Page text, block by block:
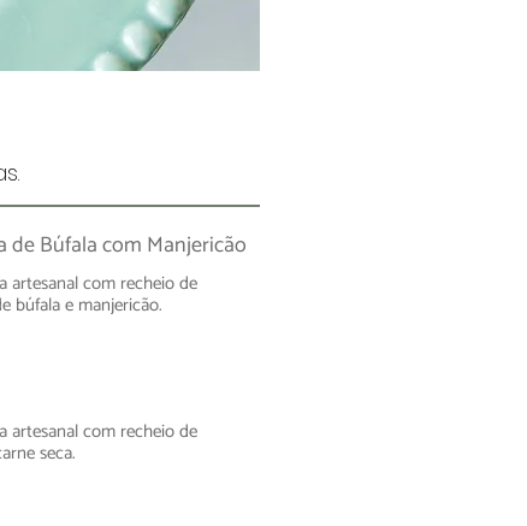
de Búfala com Manjericão
artesanal com recheio de
búfala e manjericão.
artesanal com recheio de
seca.